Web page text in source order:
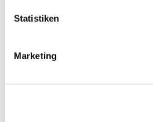
Statistiken
Marketing
Fax